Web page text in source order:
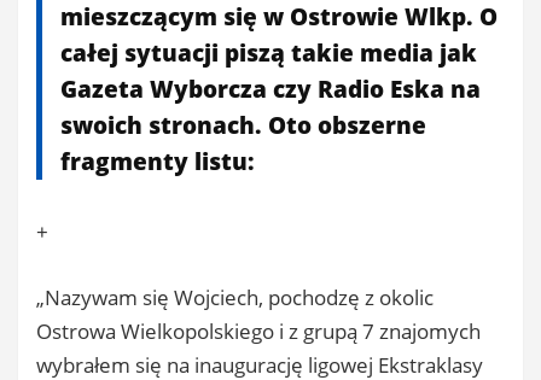
mieszczącym się w Ostrowie Wlkp. O
całej sytuacji piszą takie media jak
Gazeta Wyborcza czy Radio Eska na
swoich stronach. Oto obszerne
fragmenty listu:
+
„Nazywam się Wojciech, pochodzę z okolic
Ostrowa Wielkopolskiego i z grupą 7 znajomych
wybrałem się na inaugurację ligowej Ekstraklasy